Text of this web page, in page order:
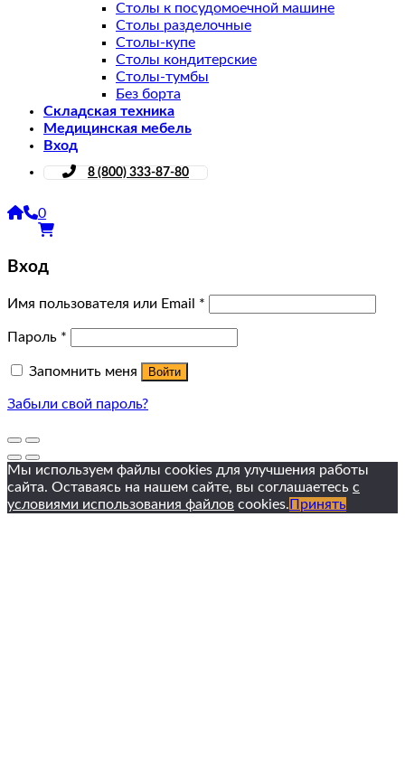
Столы к посудомоечной машине
Столы разделочные
Столы-купе
Столы кондитерские
Столы-тумбы
Без борта
Складская техника
Медицинская мебель
Вход
8 (800) 333-87-80
0
Вход
Имя пользователя или Email *
Пароль *
Запомнить меня Войти
Забыли свой пароль?
Мы используем файлы cookies для улучшения работы
сайта. Оставаясь на нашем сайте, вы соглашаетесь с
условиями использования файлов cookies.Принять